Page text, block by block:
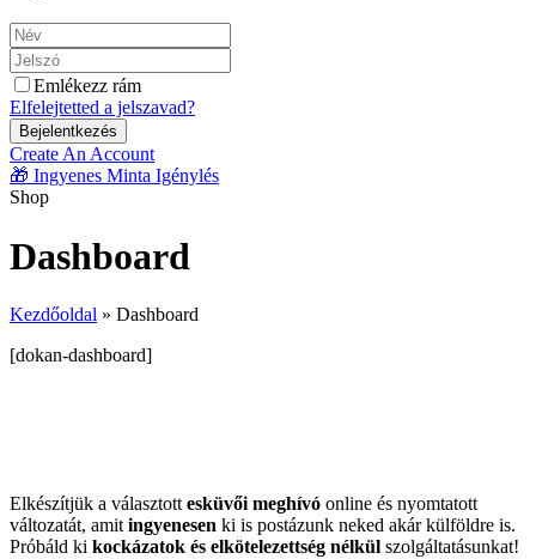
Emlékezz rám
Elfelejtetted a jelszavad?
Create An Account
🎁 Ingyenes Minta Igénylés
Shop
Dashboard
Kezdőoldal » Dashboard
[dokan-dashboard]
Elkészítjük a választott esküvői meghívó online és nyomtatott
változatát, amit ingyenesen ki is postázunk neked akár külföldre is.
Próbáld ki kockázatok és elkötelezettség nélkül szolgáltatásunkat!